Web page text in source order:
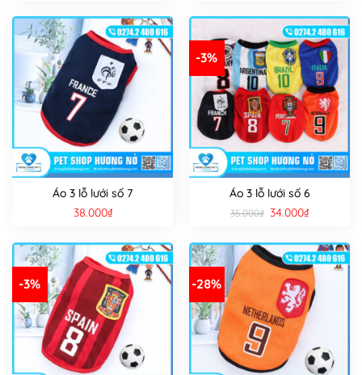
Áo 3 lỗ lưới số 7
38.000₫
-3%
Áo 3 lỗ lưới số 6
35.000₫ Giá
gốc
35.000₫.
34.000₫Giá
hiện
là:
34.000₫.
-3% -28%